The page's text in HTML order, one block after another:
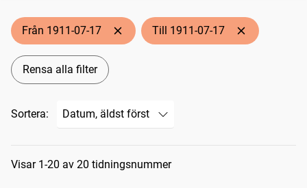
Från 1911-07-17 Till 1911-07-17
Rensa alla filter
Sortera:
Sökresultat
Visar 1-20 av 20 tidningsnummer